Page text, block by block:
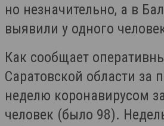
но незначительно, а в
выявили у одного
Как сообщает
Саратовской области за
неделю коронавирусом
человек (было 98).